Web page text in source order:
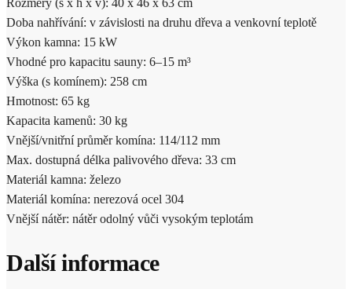
Rozměry (š x h x v): 40 x 46 x 63 cm
Doba nahřívání: v závislosti na druhu dřeva a venkovní teplotě
Výkon kamna: 15 kW
Vhodné pro kapacitu sauny: 6–15 m³
Výška (s komínem): 258 cm
Hmotnost: 65 kg
Kapacita kamenů: 30 kg
Vnější/vnitřní průměr komína: 114/112 mm
Max. dostupná délka palivového dřeva: 33 cm
Materiál kamna: železo
Materiál komína: nerezová ocel 304
Vnější nátěr: nátěr odolný vůči vysokým teplotám
Další informace